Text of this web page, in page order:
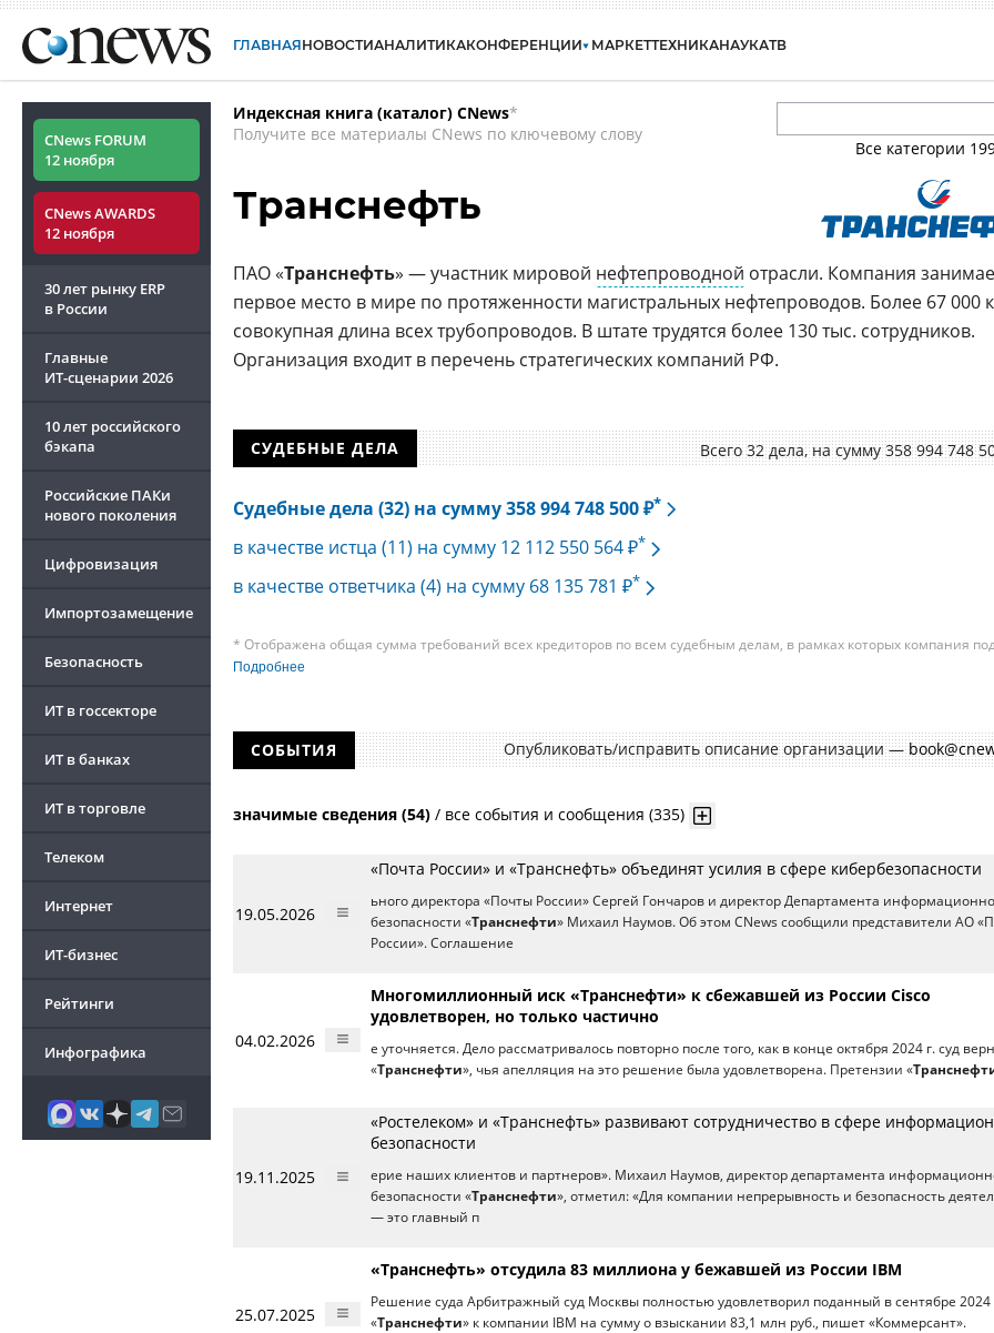
ГЛАВНАЯНОВОСТИАНАЛИТИКАКОНФЕРЕНЦИИ МАРКЕТТЕХНИКАНАУКАТВ
CNews FORUM
12 ноября
CNews AWARDS
12 ноября
30 лет рынку ERP
в России
Главные
ИТ-сценарии 2026
10 лет российского
бэкапа
Российские ПАКи
нового поколения
Цифровизация
Импортозамещение
Безопасность
ИТ в госсекторе
ИТ в банках
ИТ в торговле
Телеком
Интернет
ИТ-бизнес
Рейтинги
Инфографика
Индексная книга (каталог) CNews*
Получите все материалы CNews по ключевому слову
Все категории
Транснефть
ПАО «Транснефть» — участник мировой нефтепроводной отрасли. Компания
первое место в мире по протяженности магистральных нефтепроводов. Более 67 000
совокупная длина всех трубопроводов. В штате трудятся более 130 тыс. сотрудников.
Организация входит в перечень стратегических компаний РФ.
СУДЕБНЫЕ ДЕЛА Всего 32 дела, на cумму 358 994 748
Судебные дела (32) на сумму 358 994 748 500 ₽*
в качестве истца (11) на сумму 12 112 550 564 ₽*
в качестве ответчика (4) на сумму 68 135 781 ₽*
* Отображена общая сумма требований всех кредиторов по всем судебным делам, в рамках которых компания
требования к своим должникам — организациям. При этом, общая сумма требований всех кредиторов по делу
Подробнее
СОБЫТИЯ Опубликовать/исправить описание организации —
значимые сведения (54) / все события и сообщения (335)
19.05.2026
«Почта России» и «Транснефть» объединят усилия в сфере кибербезопасности
ьного директора «Почты России» Сергей Гончаров и директор Департамента
безопасности «Транснефти» Михаил Наумов. Об этом CNews сообщили представители АО
России». Соглашение
04.02.2026
Многомиллионный иск «Транснефти» к сбежавшей из России Cisco
удовлетворен, но только частично
е уточняется. Дело рассматривалось повторно после того, как в конце октября 2024 г. суд
«Транснефти», чья апелляция на это решение была удовлетворена. Претензии «
19.11.2025
«Ростелеком» и «Транснефть» развивают сотрудничество в сфере
безопасности
ерие наших клиентов и партнеров». Михаил Наумов, директор департамента
безопасности «Транснефти», отметил: «Для компании непрерывность и безопасность
— это главный п
25.07.2025
«Транснефть» отсудила 83 миллиона у бежавшей из России IBM
Решение суда Арбитражный суд Москвы полностью удовлетворил поданный в сентябре 2024
«Транснефти» к компании IBM на сумму о взыскании 83,1 млн руб., пишет «Коммерсант».